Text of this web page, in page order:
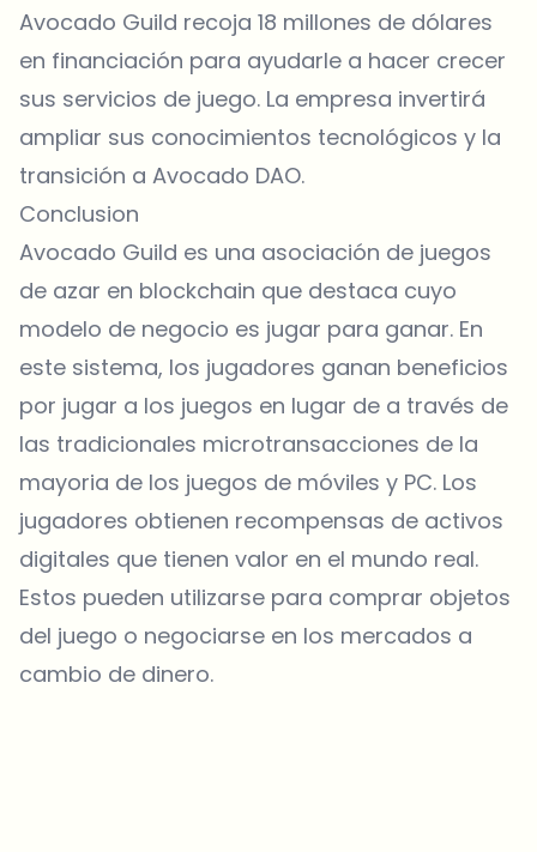
Avocado Guild recoja 18 millones de dólares
en financiación para ayudarle a hacer crecer
sus servicios de juego. La empresa invertirá
ampliar sus conocimientos tecnológicos y la
transición a Avocado DAO.
Conclusion
Avocado Guild es una asociación de juegos
de azar en blockchain que destaca cuyo
modelo de negocio es jugar para ganar. En
este sistema, los jugadores ganan beneficios
por jugar a los juegos en lugar de a través de
las tradicionales microtransacciones de la
mayoria de los juegos de móviles y PC. Los
jugadores obtienen recompensas de activos
digitales que tienen valor en el mundo real.
Estos pueden utilizarse para comprar objetos
del juego o negociarse en los mercados a
cambio de dinero.